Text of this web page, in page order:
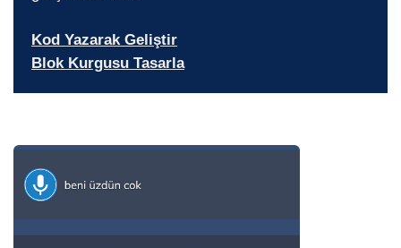
Kod Yazarak Geliştir
Blok Kurgusu Tasarla